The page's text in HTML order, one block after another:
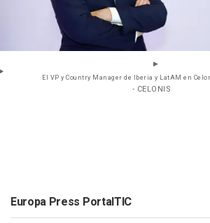
El VP y Country Manager de Iberia y LatAM en
- CELONIS
Europa Press PortalTIC